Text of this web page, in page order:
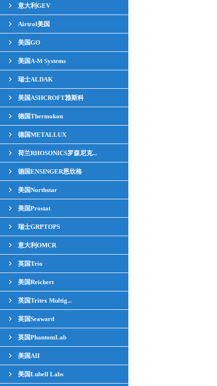
意大利GEV
Airtrol美国
美国GO
美国A-M Systems
瑞士ALDAK
美国ASHCROFT雅斯科
德国Thermokon
德国METALLUX
荷兰RHOSONICS罗森尼克...
德国ENSINGER恩欣格
美国Northstar
美国Prostat
瑞士GRPTOPS
意大利OMCR
英国Trio
美国Reichert
英国Tritex Multig...
英国Seaward
英国PhantomLab
美国AII
美国Lubell Labs